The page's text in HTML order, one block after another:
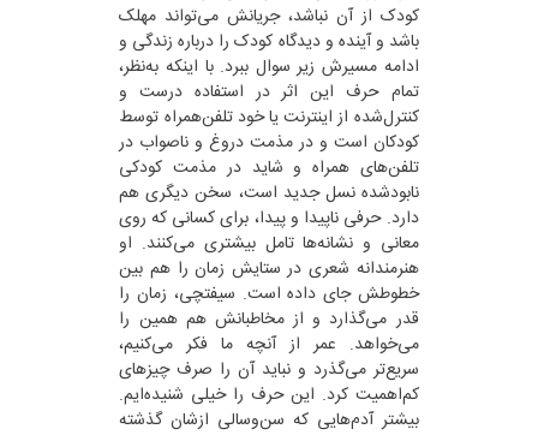
کودک از آن نباشد، جریانش می‌تواند مهلک
باشد و آینده و دیدگاه کودک را درباره زندگی و
ادامه مسیرش زیر سوال ببرد. با اینکه به‌نظر،
تمام حرف این اثر در استفاده درست و
کنترل‌شده از اینترنت یا خود تلفن‌همراه توسط
کودکان است و در مذمت دروغ و ناصواب در
تلفن‌های همراه و شاید در مذمت کودکی
نابودشده نسل جدید است، سخن دیگری هم
دارد. حرفی ناپیدا و پیدا، برای کسانی که روی
معانی و نشانه‌ها تامل بیشتری می‌کنند. او
هنرمندانه شعری در ستایش زمان را هم بین
خطوطش جای داده است. سیفتچی، زمان را
قدر می‌گذارد و از مخاطبانش هم همین را
می‌خواهد. عمر از آنچه ما فکر می‌کنیم،
سریع‌تر می‌گذرد و نباید آن را صرف چیز‌های
کم‌اهمیت کرد. این حرف را خیلی شنیده‌ایم.
بیشتر آدم‌هایی که سن‌وسالی ازشان گذشته